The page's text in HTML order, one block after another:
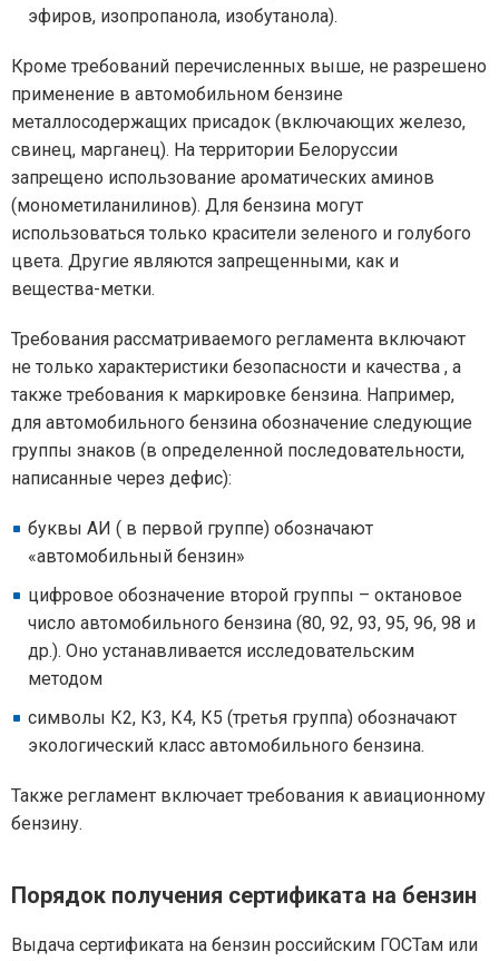
эфиров, изопропанола, изобутанола).
Кроме требований перечисленных выше, не разрешено
применение в автомобильном бензине
металлосодержащих присадок (включающих железо,
свинец, марганец). На территории Белоруссии
запрещено использование ароматических аминов
(монометиланилинов). Для бензина могут
использоваться только красители зеленого и голубого
цвета. Другие являются запрещенными, как и
вещества-метки.
Требования рассматриваемого регламента включают
не только характеристики безопасности и качества , а
также требования к маркировке бензина. Например,
для автомобильного бензина обозначение следующие
группы знаков (в определенной последовательности,
написанные через дефис):
буквы АИ ( в первой группе) обозначают
«автомобильный бензин»
цифровое обозначение второй группы – октановое
число автомобильного бензина (80, 92, 93, 95, 96, 98 и
др.). Оно устанавливается исследовательским
методом
символы К2, К3, К4, К5 (третья группа) обозначают
экологический класс автомобильного бензина.
Также регламент включает требования к авиационному
бензину.
Порядок получения сертификата на бензин
Выдача сертификата на бензин российским ГОСТам или